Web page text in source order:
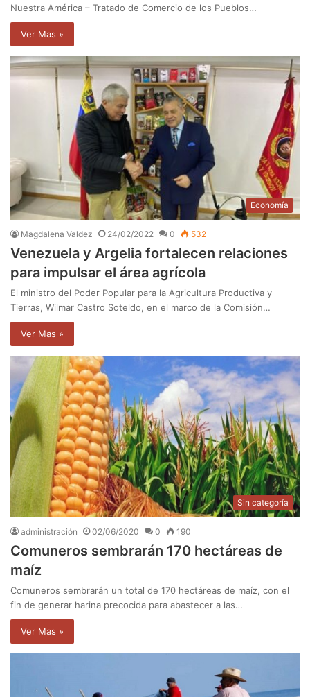
Nuestra América – Tratado de Comercio de los Pueblos…
Ver Mas »
Economía
Magdalena Valdez 24/02/2022 0 532
Venezuela y Argelia fortalecen relaciones
para impulsar el área agrícola
El ministro del Poder Popular para la Agricultura Productiva y
Tierras, Wilmar Castro Soteldo, en el marco de la Comisión…
Ver Mas »
Sin categoría
administración 02/06/2020 0 190
Comuneros sembrarán 170 hectáreas de
maíz
Comuneros sembrarán un total de 170 hectáreas de maíz, con el
fin de generar harina precocida para abastecer a las…
Ver Mas »